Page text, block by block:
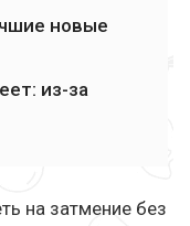
новые
из-за
на затмение без